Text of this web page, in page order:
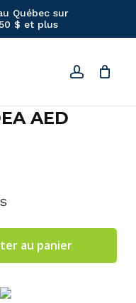
Québec sur
$ et plus
account
AED
au panier